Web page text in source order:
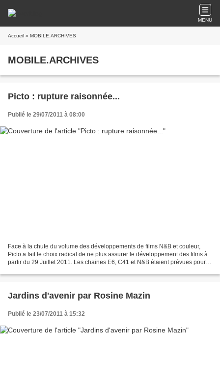
MENU
Accueil » MOBILE.ARCHIVES
MOBILE.ARCHIVES
Picto : rupture raisonnée...
Publié le 29/07/2011 à 08:00
Face à la chute du volume des développements de films N&B et couleur,
Picto a fait le choix radical de ne plus assurer le développement des films à
partir du 29 Juillet 2011. Les chaines E6, C41 et N&B étaient prévues pour
Jardins d'avenir par Rosine Mazin
Publié le 23/07/2011 à 15:32